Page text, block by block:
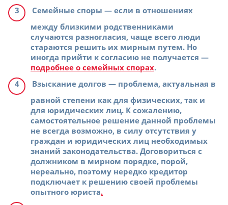
Семейные споры — если в отношениях
между близкими родственниками
случаются разногласия, чаще всего люди
стараются решить их мирным путем. Но
иногда прийти к согласию не получается —
подробнее о семейных спорах.
Взыскание долгов — проблема, актуальная в
равной степени как для физических, так и
для юридических лиц. К сожалению,
самостоятельное решение данной проблемы
не всегда возможно, в силу отсутствия у
граждан и юридических лиц необходимых
знаний законодательства. Договориться с
должником в мирном порядке, порой,
нереально, поэтому нередко кредитор
подключает к решению своей проблемы
опытного юриста.